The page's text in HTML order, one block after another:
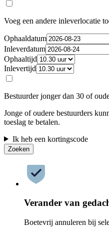
Voeg een andere inleverlocatie
Ophaaldatum
Inleverdatum
Ophaaltijd
Inlevertijd
Bestuurder jonger dan 30 of
Jonge of oudere bestuurders
toeslag te betalen.
Ik heb een kortingscode
Zoeken
Verander van
Boetevrij annuleren bij